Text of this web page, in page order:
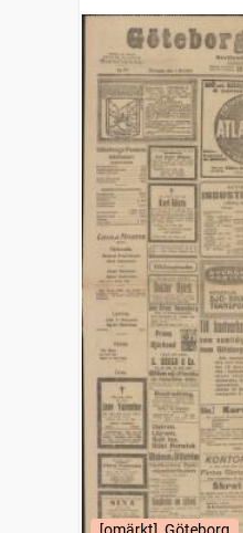
[omärkt], Göteborg